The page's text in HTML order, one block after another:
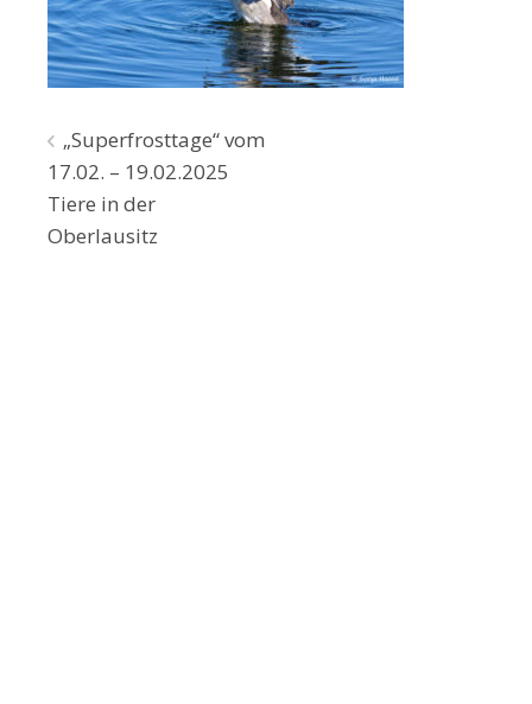
Beitragsnavigation
„Superfrosttage“ vom
17.02. – 19.02.2025
Tiere in der
Oberlausitz